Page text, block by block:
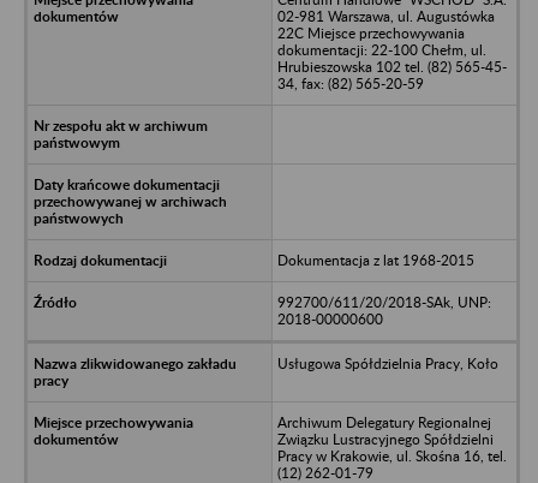
02-981 Warszawa, ul. Augustówka
22C Miejsce przechowywania
dokumentacji: 22-100 Chełm, ul.
Hrubieszowska 102 tel. (82) 565-45-
34, fax: (82) 565-20-59
Dokumentacja z lat 1968-2015
992700/611/20/2018-SAk, UNP:
2018-00000600
Usługowa Spółdzielnia Pracy, Koło
Archiwum Delegatury Regionalnej
Związku Lustracyjnego Spółdzielni
Pracy w Krakowie, ul. Skośna 16, tel.
(12) 262-01-79